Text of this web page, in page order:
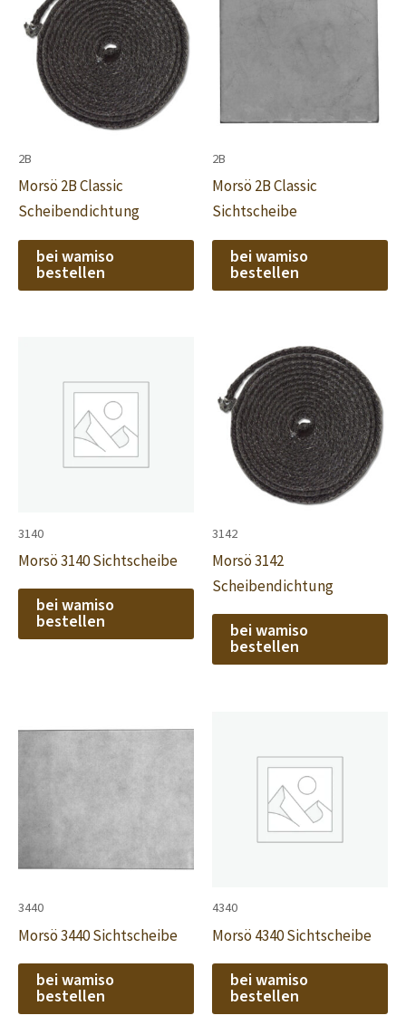
2B
Morsö 2B Classic
Scheibendichtung
bei wamiso
bestellen
2B
Morsö 2B Classic
Sichtscheibe
bei wamiso
bestellen
3140
Morsö 3140 Sichtscheibe
bei wamiso
bestellen
3142
Morsö 3142
Scheibendichtung
bei wamiso
bestellen
3440
Morsö 3440 Sichtscheibe
bei wamiso
bestellen
4340
Morsö 4340 Sichtscheibe
bei wamiso
bestellen